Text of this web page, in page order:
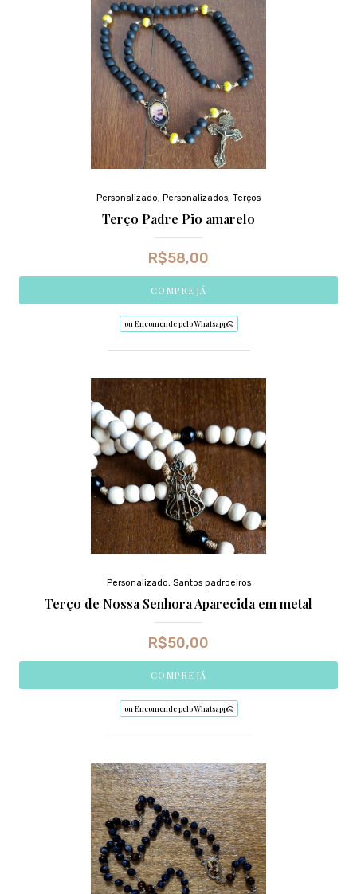
Personalizado, Personalizados, Terços
Terço Padre Pio amarelo
R$58,00
COMPRE JÁ
ou Encomende pelo Whatsapp
Personalizado, Santos padroeiros
Terço de Nossa Senhora Aparecida em metal
R$50,00
COMPRE JÁ
ou Encomende pelo Whatsapp